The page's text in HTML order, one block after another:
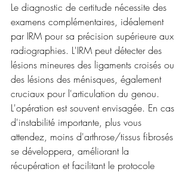
Le diagnostic de certitude nécessite des
examens complémentaires, idéalement
par IRM pour sa précision supérieure aux
radiographies. L'IRM peut détecter des
lésions mineures des ligaments croisés ou
des lésions des ménisques, également
cruciaux pour l'articulation du genou.
L'opération est souvent envisagée. En cas
d'instabilité importante, plus vous
attendez, moins d'arthrose/tissus fibrosés
se développera, améliorant la
récupération et facilitant le protocole